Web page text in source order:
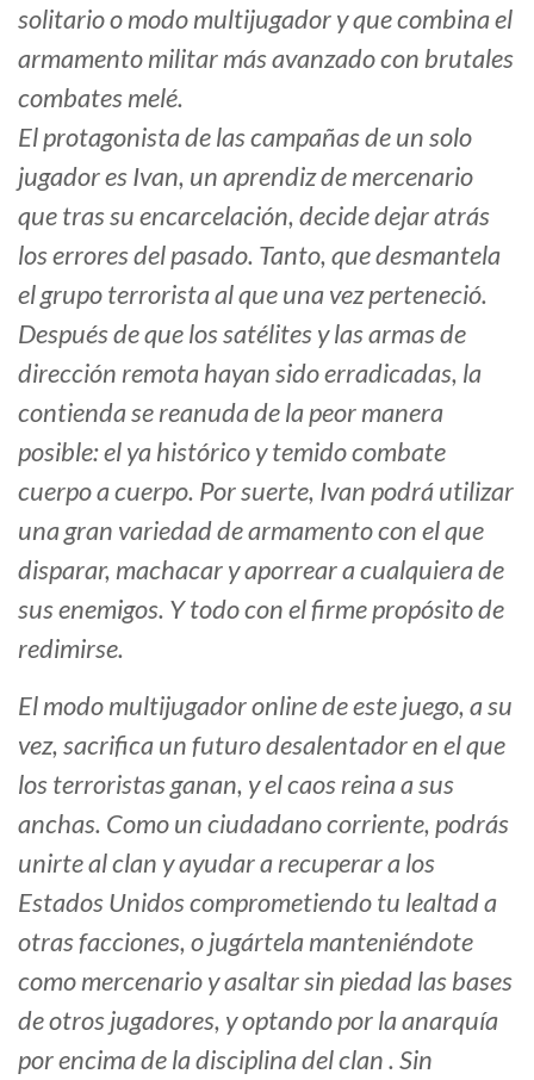
solitario o modo multijugador y que combina el
armamento militar más avanzado con brutales
combates melé.
El protagonista de las campañas de un solo
jugador es Ivan, un aprendiz de mercenario
que tras su encarcelación, decide dejar atrás
los errores del pasado. Tanto, que desmantela
el grupo terrorista al que una vez perteneció.
Después de que los satélites y las armas de
dirección remota hayan sido erradicadas, la
contienda se reanuda de la peor manera
posible: el ya histórico y temido combate
cuerpo a cuerpo. Por suerte, Ivan podrá utilizar
una gran variedad de armamento con el que
disparar, machacar y aporrear a cualquiera de
sus enemigos. Y todo con el firme propósito de
redimirse.
El modo multijugador online de este juego, a su
vez, sacrifica un futuro desalentador en el que
los terroristas ganan, y el caos reina a sus
anchas. Como un ciudadano corriente, podrás
unirte al clan y ayudar a recuperar a los
Estados Unidos comprometiendo tu lealtad a
otras facciones, o jugártela manteniéndote
como mercenario y asaltar sin piedad las bases
de otros jugadores, y optando por la anarquía
por encima de la disciplina del clan . Sin